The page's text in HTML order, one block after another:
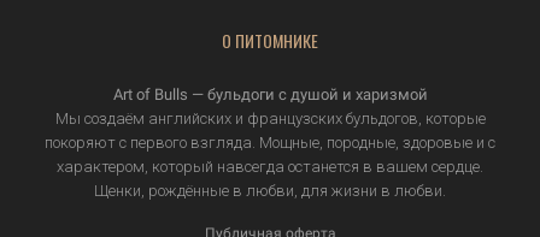
О ПИТОМНИКЕ
Art of Bulls — бульдоги с душой и харизмой
Мы создаём английских и французских бульдогов, которые
покоряют с первого взгляда. Мощные, породные, здоровые и с
характером, который навсегда останется в вашем сердце.
Щенки, рождённые в любви, для жизни в любви.
Публичная оферта